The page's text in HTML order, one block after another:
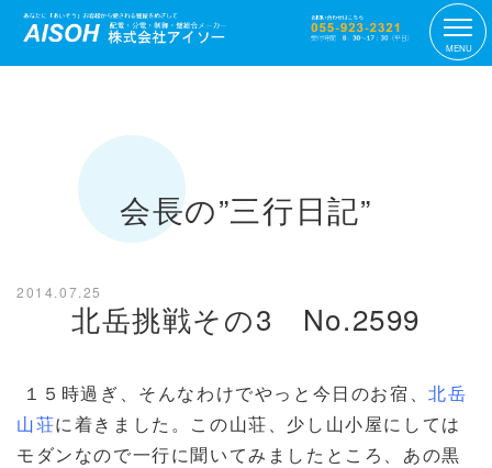
MENU
会長の”三行日記”
2014.07.25
北岳挑戦その3 No.2599
１５時過ぎ、そんなわけでやっと今日のお宿、北岳
山荘に着きました。この山荘、少し山小屋にしては
モダンなので一行に聞いてみましたところ、あの黒